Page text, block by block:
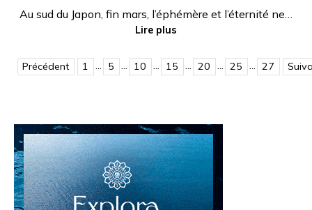
Au sud du Japon, fin mars, l’éphémère et l’éternité ne…
Lire plus
Précédent 1 5 10 15 20 25 27